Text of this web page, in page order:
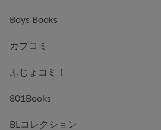
Boys Books
カプコミ
ふじょコミ！
801Books
BLコレクション